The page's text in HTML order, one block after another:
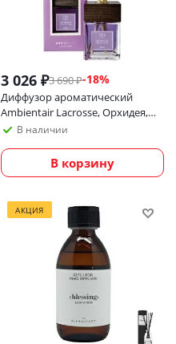
3 026 ₽3 690₽-18%
Диффузор ароматический
Ambientair Lacrosse, Орхидея,
200 млВ наличии
В корзину
АКЦИЯ